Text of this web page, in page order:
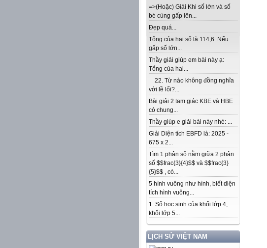
=>(Hoặc) Giải Khi số lớn và số
bé cùng gấp lên...
Đẹp quá...
Tổng của hai số là 114,6. Nếu
gấp số lớn...
Thầy giải giúp em bài này ạ:
Tổng của hai...
22. Từ nào không đồng nghĩa
với lề lối?...
Bài giải 2 tam giác KBE và HBE
có chung...
Thầy giúp e giải bài này nhé: ...
Giải Diện tích EBFD là: 2025 -
675 x 2...
Tìm 1 phân số nằm giữa 2 phân
số $$frac{3}{4}$$ và $$frac{3}
{5}$$ , có...
5 hình vuông như hình, biết diện
tích hình vuông...
1. Số học sinh của khối lớp 4,
khối lớp 5...
LỊCH SỬ VIỆT NAM